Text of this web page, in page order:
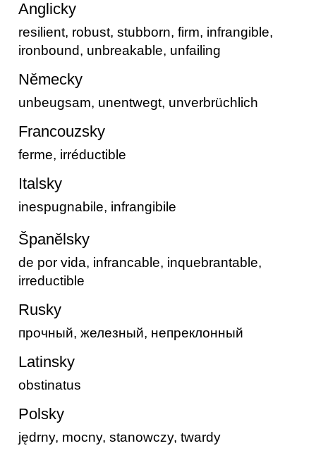
Anglicky
resilient, robust, stubborn, firm, infrangible,
ironbound, unbreakable, unfailing
Německy
unbeugsam, unentwegt, unverbrüchlich
Francouzsky
ferme, irréductible
Italsky
inespugnabile, infrangibile
Španělsky
de por vida, infrancable, inquebrantable,
irreductible
Rusky
прочный, железный, непреклонный
Latinsky
obstinatus
Polsky
jędrny, mocny, stanowczy, twardy